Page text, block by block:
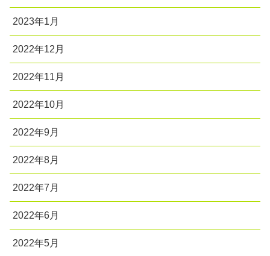
2023年1月
2022年12月
2022年11月
2022年10月
2022年9月
2022年8月
2022年7月
2022年6月
2022年5月